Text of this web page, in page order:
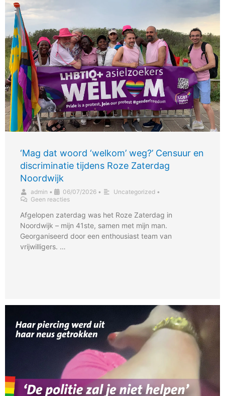
‘Mag dat woord ‘welkom’ weg?’ Censuur en
discriminatie tijdens Roze Zaterdag
Noordwijk
admin • 06/07/2026 • Uncategorized •
Geen reacties
Afgelopen zaterdag was het Roze Zaterdag in
Noordwijk – mijn 41ste, samen met mijn man.
Georganiseerd door een enthousiast team van
vrijwilligers. …